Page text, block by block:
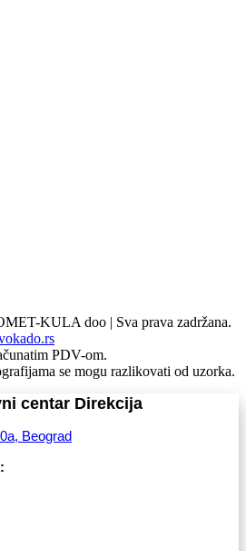
KULA doo | Sva prava zadržana.
PDV-om.
se mogu razlikovati od uzorka.
centar Direkcija
Beograd